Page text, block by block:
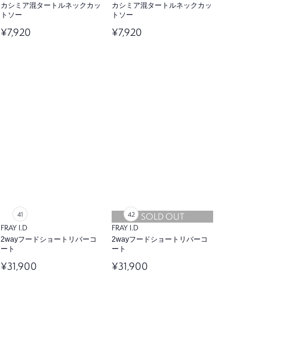
カシミア混タートルネックカッ
トソー
¥7,920
カシミア混タートルネックカッ
トソー
¥7,920
FRAY I.D
2wayフードショートリバーコ
ート
¥31,900
SOLD OUT
FRAY I.D
2wayフードショートリバーコ
ート
¥31,900